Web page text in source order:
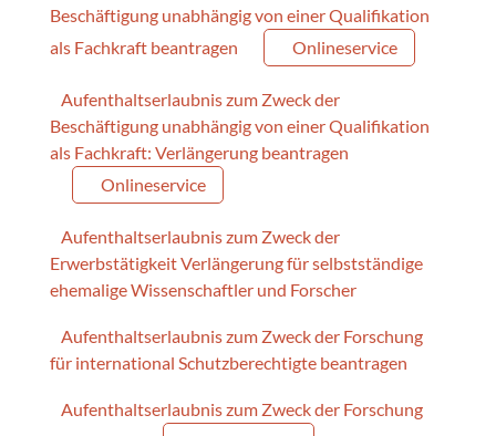
Beschäftigung unabhängig von einer Qualifikation
als Fachkraft beantragen
Onlineservice
Aufenthaltserlaubnis zum Zweck der
Beschäftigung unabhängig von einer Qualifikation
als Fachkraft: Verlängerung beantragen
Onlineservice
Aufenthaltserlaubnis zum Zweck der
Erwerbstätigkeit Verlängerung für selbstständige
ehemalige Wissenschaftler und Forscher
Aufenthaltserlaubnis zum Zweck der Forschung
für international Schutzberechtigte beantragen
Aufenthaltserlaubnis zum Zweck der Forschung